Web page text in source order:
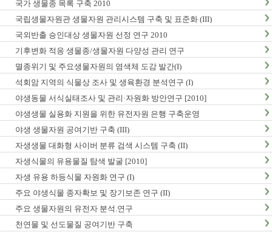
국가 생물종 목록 구축 2010
국립생물자원관 생물자원 관리시스템 구축 및 표준화 (III)
국외반출 승인대상 생물자원 선정 연구 2010
기후변화 적응 생물종/생물자원 다양성 관리 연구
멸종위기 및 주요생물자원의 염색체 도감 발간(I)
석회암 지역의 식물상 조사 및 생육환경 분석연구 (I)
야생동물 서식실태조사 및 관리·자원화 방안연구 [2010]
야생생물 실용화 지원을 위한 유전자원 은행 구축운영
야생 생물자원 공여기반 구축 (III)
자생생물 대화형 사이버 분류 검색 시스템 구축 (II)
자생식물의 유용물질 탐색 발굴 [2010]
자생 유용 하등식물 자원화 연구 (I)
주요 야생식물 종자확보 및 장기보존 연구 (II)
주요 생물자원의 유전자 분석.연구
천연물 및 선도물질 공여기반 구축